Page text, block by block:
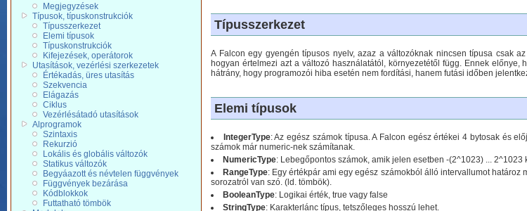
Megjegyzések
Típusok, típuskonstrukciók
Típusszerkezet
Elemi típusok
Típuskonstrukciók
Kifejezések, operátorok
Utasítások, vezérlési szerkezetek
Értékadás, üres utasítás
Szekvencia
Elágazás
Ciklus
Vezérlésátadó utasítások
Alprogramok
Szintaxis
Rekurzió
Lokális és globális változók
Statikus változók
Begyáazott és névtelen függvények
Függvények bezárása
Kódblokkok
Futtatható tömbök
Típusszerkezet
A Falcon egy gyengén típusos nyelv, azaz a változóknak nincsen típusa csak
hogyan értelmezi azt a változó használatától, környezetétől függ. Ennek
hátrány, hogy programozói hiba esetén nem fordítási, hanem futási időben
Elemi típusok
IntegerType: Az egész számok típusa. A Falcon egész értékei 4 bytosak és
számok már numeric-nek számítanak.
NumericType: Lebegőpontos számok, amik jelen esetben -(2^1023) ... 2^1023
RangeType: Egy értékpár ami egy egész számokból álló intervallumot
sorozatról van szó. (ld. tömbök).
BooleanType: Logikai érték, true vagy false
StringType: Karakterlánc típus, tetszőleges hosszú lehet.